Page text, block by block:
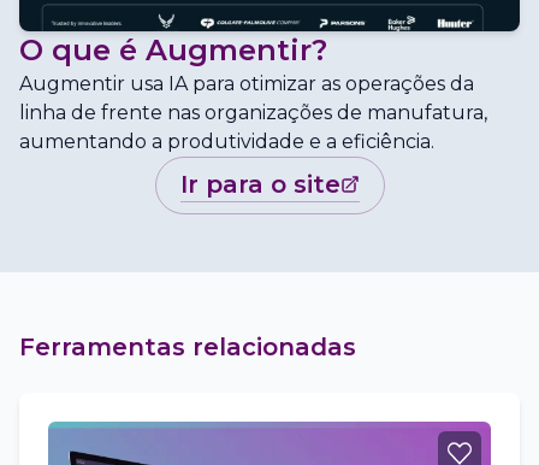
O que é Augmentir?
Augmentir usa IA para otimizar as operações da
linha de frente nas organizações de manufatura,
aumentando a produtividade e a eficiência.
ir para o site
Ferramentas relacionadas